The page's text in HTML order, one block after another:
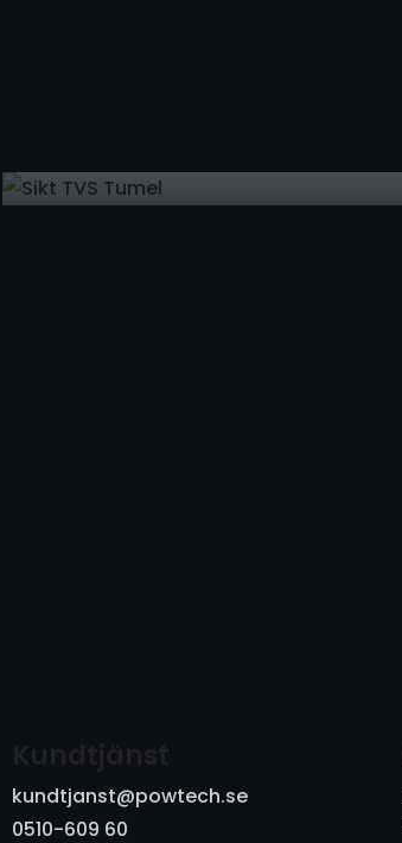
Kundtjänst
kundtjanst@powtech.se
0510-609 60